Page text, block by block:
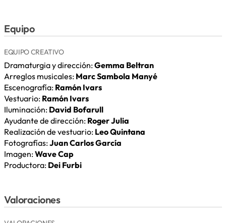
Equipo
EQUIPO CREATIVO
Dramaturgia y dirección:Gemma Beltran
Arreglos musicales: Marc Sambola Manyé
Escenografía: Ramón Ivars
Vestuario: Ramón Ivars
Iluminación: David Bofarull
Ayudante de dirección: Roger Julia
Realización de vestuario: Leo Quintana
Fotografías:Juan Carlos García
Imagen:Wave Cap
Productora: Dei Furbi
Valoraciones